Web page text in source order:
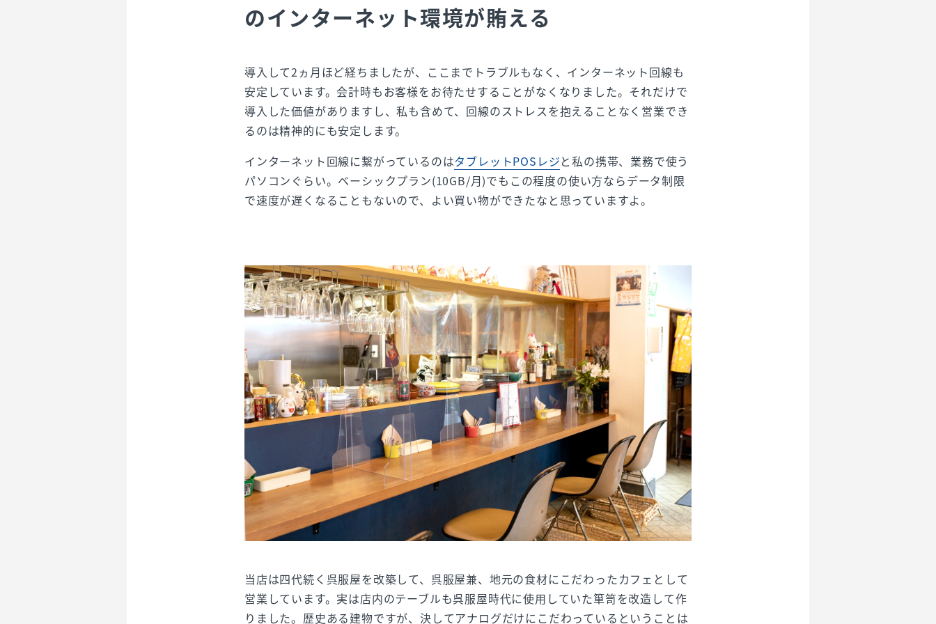
のインターネット環境が賄える
導入して2ヵ月ほど経ちましたが、ここまでトラブルもなく、インターネット回線も
安定しています。会計時もお客様をお待たせすることがなくなりました。それだけで
導入した価値がありますし、私も含めて、回線のストレスを抱えることなく営業でき
るのは精神的にも安定します。
インターネット回線に繋がっているのはタブレットPOSレジと私の携帯、業務で使う
パソコンぐらい。ベーシックプラン(10GB/月)でもこの程度の使い方ならデータ制限
で速度が遅くなることもないので、よい買い物ができたなと思っていますよ。
当店は四代続く呉服屋を改築して、呉服屋兼、地元の食材にこだわったカフェとして
営業しています。実は店内のテーブルも呉服屋時代に使用していた箪笥を改造して作
りました。歴史ある建物ですが、決してアナログだけにこだわっているということは